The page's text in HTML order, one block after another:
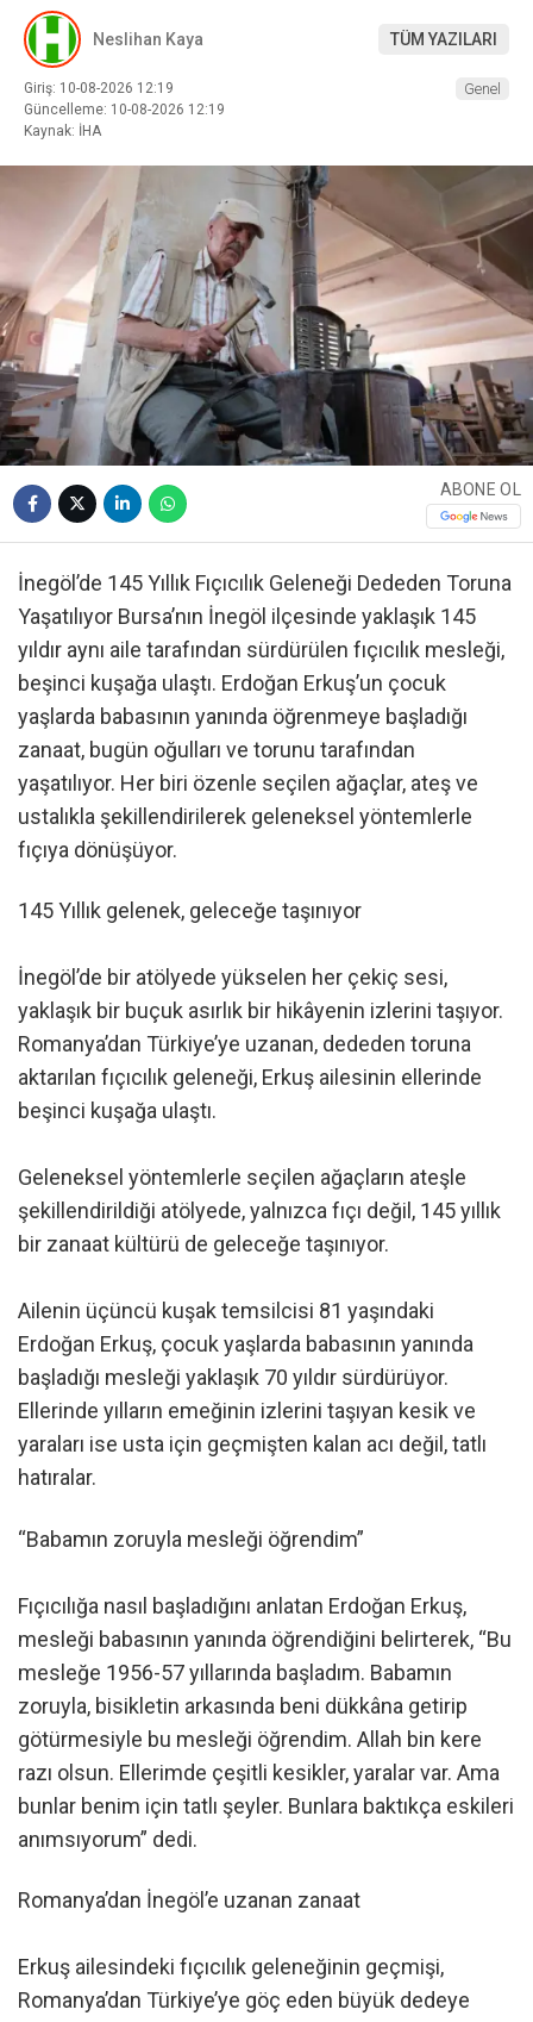
Neslihan Kaya TÜM YAZILARI
Giriş: 10-08-2026 12:19
Güncelleme: 10-08-2026 12:19
Kaynak: İHA
Genel
ABONE OL
İnegöl’de 145 Yıllık Fıçıcılık Geleneği Dededen Toruna
Yaşatılıyor Bursa’nın İnegöl ilçesinde yaklaşık 145
yıldır aynı aile tarafından sürdürülen fıçıcılık mesleği,
beşinci kuşağa ulaştı. Erdoğan Erkuş’un çocuk
yaşlarda babasının yanında öğrenmeye başladığı
zanaat, bugün oğulları ve torunu tarafından
yaşatılıyor. Her biri özenle seçilen ağaçlar, ateş ve
ustalıkla şekillendirilerek geleneksel yöntemlerle
fıçıya dönüşüyor.
145 Yıllık gelenek, geleceğe taşınıyor
İnegöl’de bir atölyede yükselen her çekiç sesi,
yaklaşık bir buçuk asırlık bir hikâyenin izlerini taşıyor.
Romanya’dan Türkiye’ye uzanan, dededen toruna
aktarılan fıçıcılık geleneği, Erkuş ailesinin ellerinde
beşinci kuşağa ulaştı.
Geleneksel yöntemlerle seçilen ağaçların ateşle
şekillendirildiği atölyede, yalnızca fıçı değil, 145 yıllık
bir zanaat kültürü de geleceğe taşınıyor.
Ailenin üçüncü kuşak temsilcisi 81 yaşındaki
Erdoğan Erkuş, çocuk yaşlarda babasının yanında
başladığı mesleği yaklaşık 70 yıldır sürdürüyor.
Ellerinde yılların emeğinin izlerini taşıyan kesik ve
yaraları ise usta için geçmişten kalan acı değil, tatlı
hatıralar.
“Babamın zoruyla mesleği öğrendim”
Fıçıcılığa nasıl başladığını anlatan Erdoğan Erkuş,
mesleği babasının yanında öğrendiğini belirterek, “Bu
mesleğe 1956-57 yıllarında başladım. Babamın
zoruyla, bisikletin arkasında beni dükkâna getirip
götürmesiyle bu mesleği öğrendim. Allah bin kere
razı olsun. Ellerimde çeşitli kesikler, yaralar var. Ama
bunlar benim için tatlı şeyler. Bunlara baktıkça eskileri
anımsıyorum” dedi.
Romanya’dan İnegöl’e uzanan zanaat
Erkuş ailesindeki fıçıcılık geleneğinin geçmişi,
Romanya’dan Türkiye’ye göç eden büyük dedeye